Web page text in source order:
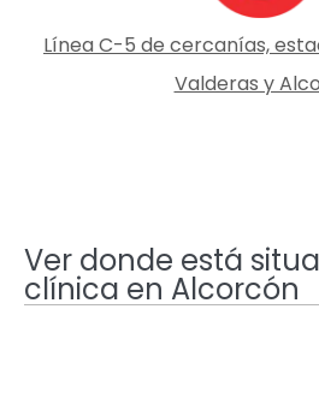
Línea C-5 de cercanías,
Valderas y
Ver donde está
clínica en Alcorcón